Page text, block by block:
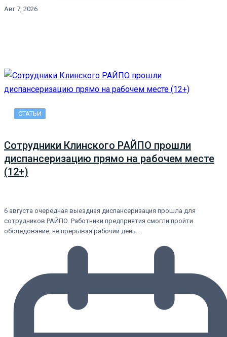
Авг 7, 2026
СТАТЬИ
Сотрудники Клинского РАЙПО прошли
диспансеризацию прямо на рабочем месте
(12+)
6 августа очередная выездная диспансеризация прошла для
сотрудников РАЙПО. Работники предприятия смогли пройти
обследование, не прерывая рабочий день…